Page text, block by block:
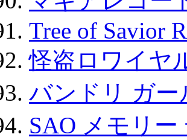
Tree of Savior
怪盗ロワイヤ
バンドリ ガ
SAO メモリ